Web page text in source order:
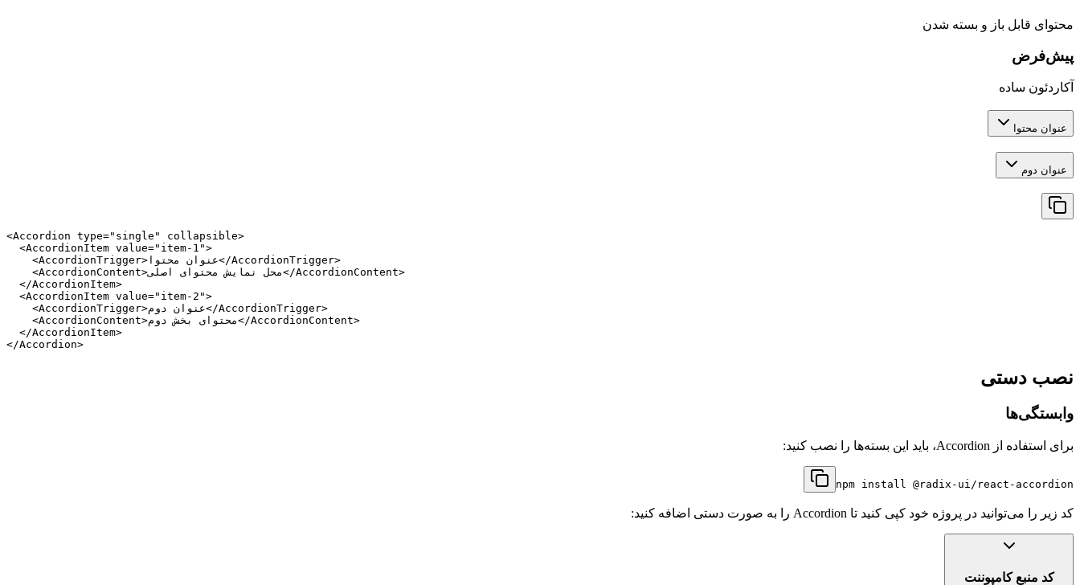
محتوای قابل باز و بسته شدن
پیش‌فرض
آکاردئون ساده
عنوان محتوا
عنوان دوم
<Accordion type="single" collapsible>
  <AccordionItem value="item-1">
    <AccordionTrigger>عنوان محتوا</AccordionTrigger>
    <AccordionContent>محل نمایش محتوای اصلی</AccordionContent>
  </AccordionItem>
  <AccordionItem value="item-2">
    <AccordionTrigger>عنوان دوم</AccordionTrigger>
    <AccordionContent>محتوای بخش دوم</AccordionContent>
  </AccordionItem>
</Accordion>
نصب دستی
وابستگی‌ها
برای استفاده از Accordion، باید این بسته‌ها را نصب کنید:
npm install @radix-ui/react-accordion
کد زیر را می‌توانید در پروژه خود کپی کنید تا Accordion را به صورت دستی اضافه کنید:
کد منبع کامپوننت